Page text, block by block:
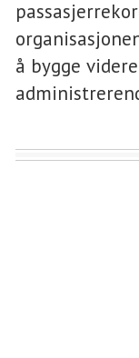
å bygge